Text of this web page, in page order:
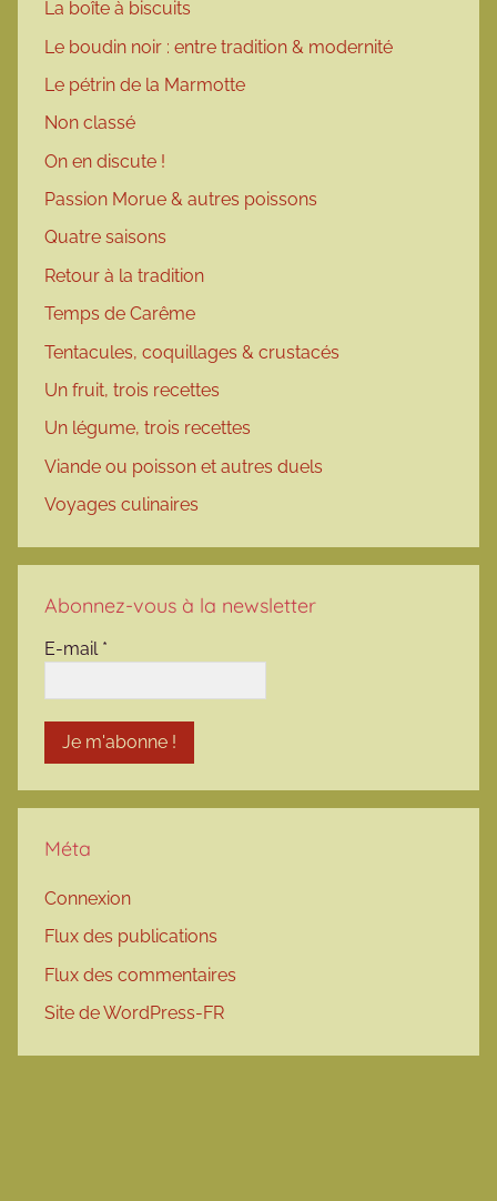
La boîte à biscuits
Le boudin noir : entre tradition & modernité
Le pétrin de la Marmotte
Non classé
On en discute !
Passion Morue & autres poissons
Quatre saisons
Retour à la tradition
Temps de Carême
Tentacules, coquillages & crustacés
Un fruit, trois recettes
Un légume, trois recettes
Viande ou poisson et autres duels
Voyages culinaires
Abonnez-vous à la newsletter
E-mail *
Méta
Connexion
Flux des publications
Flux des commentaires
Site de WordPress-FR